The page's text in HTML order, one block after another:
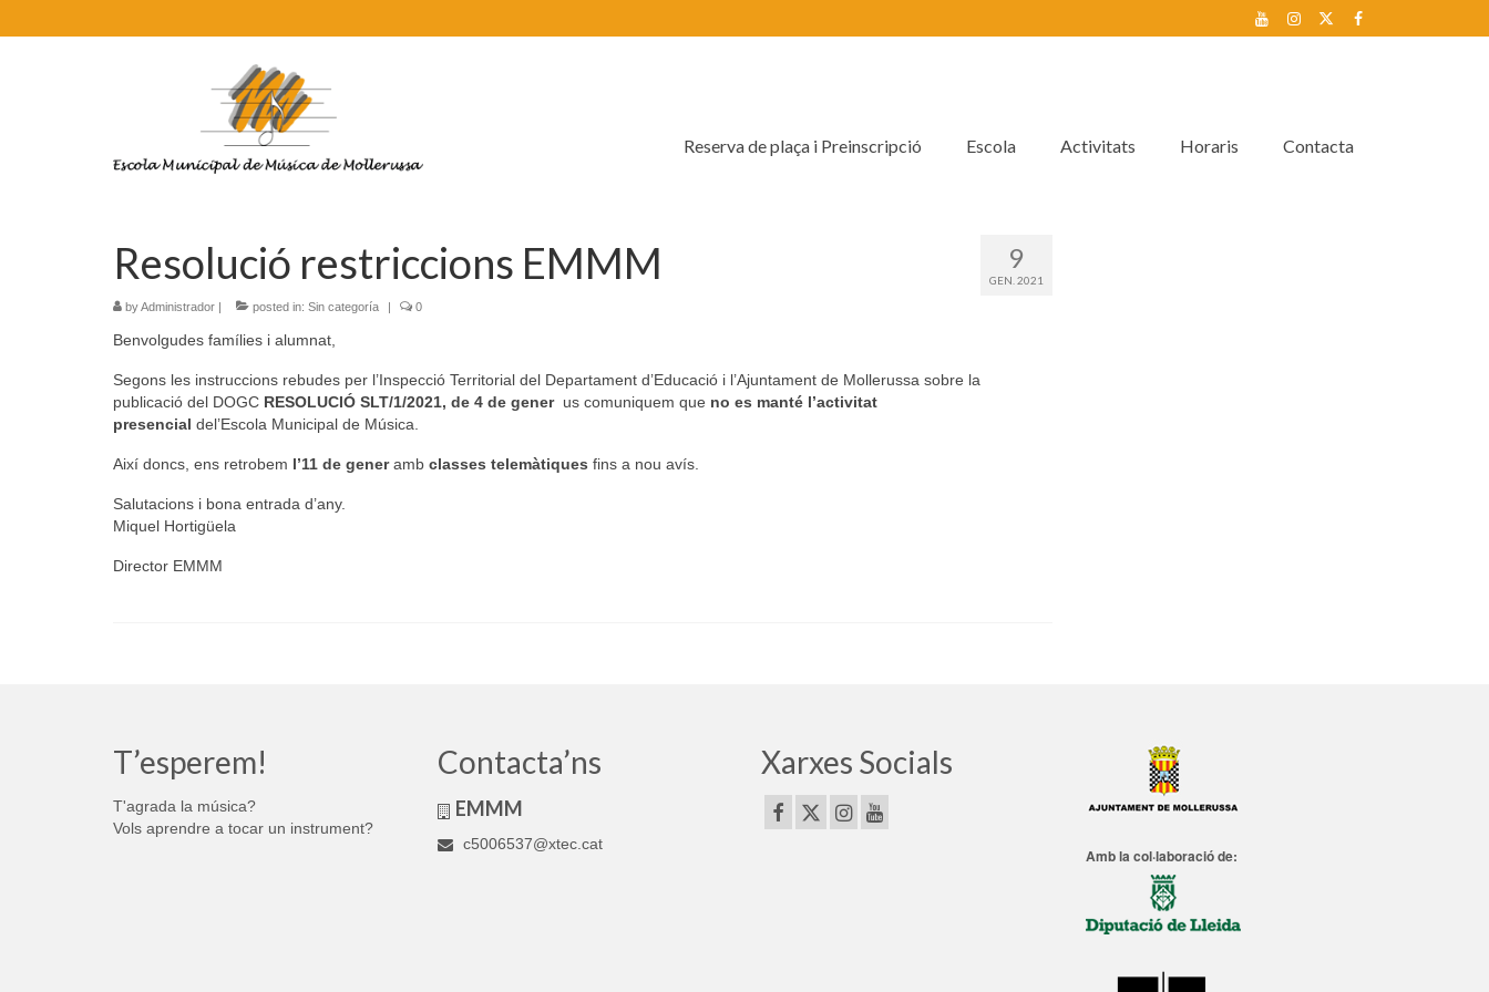
Reserva de plaça i Preinscripció Escola Activitats Horaris Contacta
9
GEN. 2021
Resolució restriccions EMMM
byAdministrador | posted in: Sin categoría | 0
Benvolgudes famílies i alumnat,
Segons les instruccions rebudes per l’Inspecció Territorial del Departament d’Educació i l’Ajuntament de Mollerussa sobre la
publicació del DOGC RESOLUCIÓ SLT/1/2021, de 4 de gener us comuniquem que no es manté l’activitat
presencial del’Escola Municipal de Música.
Així doncs, ens retrobem l’11 de generamb classes telemàtiques fins a nou avís.
Salutacions i bona entrada d’any.
Miquel Hortigüela
Director EMMM
T’esperem!
T'agrada la música?
Vols aprendre a tocar un instrument?
Contacta’ns
EMMM
c5006537@xtec.cat
Xarxes Socials
Amb la col·laboració de: